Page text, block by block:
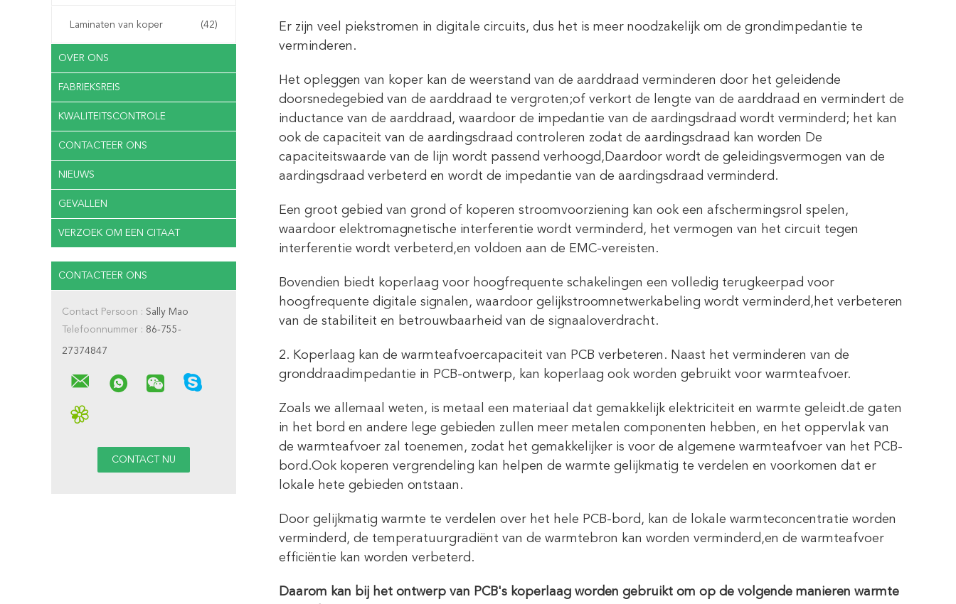
Laminaten van koper (42)
OVER ONS
FABRIEKSREIS
KWALITEITSCONTROLE
CONTACTEER ONS
NIEUWS
GEVALLEN
VERZOEK OM EEN CITAAT
CONTACTEER ONS
Contact Persoon : Sally Mao
Telefoonnummer : 86-755-
27374847
Er zijn veel piekstromen in digitale circuits, dus het is meer noodzakelijk om de grondimpedantie te
verminderen.
Het opleggen van koper kan de weerstand van de aarddraad verminderen door het geleidende
doorsnedegebied van de aarddraad te vergroten;of verkort de lengte van de aarddraad en vermindert de
inductance van de aarddraad, waardoor de impedantie van de aardingsdraad wordt verminderd; het kan
ook de capaciteit van de aardingsdraad controleren zodat de aardingsdraad kan worden De
capaciteitswaarde van de lijn wordt passend verhoogd,Daardoor wordt de geleidingsvermogen van de
aardingsdraad verbeterd en wordt de impedantie van de aardingsdraad verminderd.
Een groot gebied van grond of koperen stroomvoorziening kan ook een afschermingsrol spelen,
waardoor elektromagnetische interferentie wordt verminderd, het vermogen van het circuit tegen
interferentie wordt verbeterd,en voldoen aan de EMC-vereisten.
Bovendien biedt koperlaag voor hoogfrequente schakelingen een volledig terugkeerpad voor
hoogfrequente digitale signalen, waardoor gelijkstroomnetwerkabeling wordt verminderd,het verbeteren
van de stabiliteit en betrouwbaarheid van de signaaloverdracht.
2. Koperlaag kan de warmteafvoercapaciteit van PCB verbeteren. Naast het verminderen van de
gronddraadimpedantie in PCB-ontwerp, kan koperlaag ook worden gebruikt voor warmteafvoer.
Zoals we allemaal weten, is metaal een materiaal dat gemakkelijk elektriciteit en warmte geleidt.de gaten
in het bord en andere lege gebieden zullen meer metalen componenten hebben, en het oppervlak van
de warmteafvoer zal toenemen, zodat het gemakkelijker is voor de algemene warmteafvoer van het PCB-
bord.Ook koperen vergrendeling kan helpen de warmte gelijkmatig te verdelen en voorkomen dat er
lokale hete gebieden ontstaan.
Door gelijkmatig warmte te verdelen over het hele PCB-bord, kan de lokale warmteconcentratie worden
verminderd, de temperatuurgradiënt van de warmtebron kan worden verminderd,en de warmteafvoer
efficiëntie kan worden verbeterd.
Daarom kan bij het ontwerp van PCB's koperlaag worden gebruikt om op de volgende manieren warmte